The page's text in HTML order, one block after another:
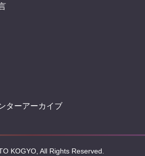
ターアーカイブ
KOGYO, All Rights Reserved.